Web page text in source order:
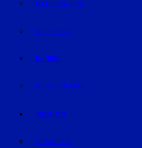
NIEDERBAYERN
OBERPFALZ
BAYERN
DEUTSCHLAND
REGION
STRAUBING